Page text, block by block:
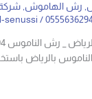
, رش الهاموش,
/
senussi
بالرياض